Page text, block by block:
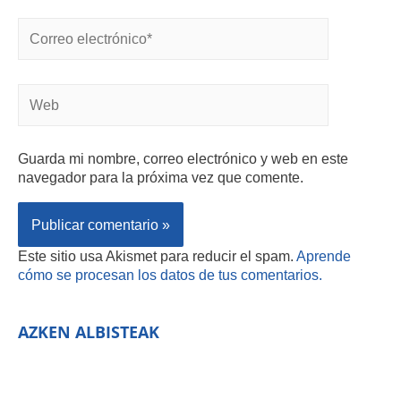
Guarda mi nombre, correo electrónico y web en este
navegador para la próxima vez que comente.
Este sitio usa Akismet para reducir el spam. Aprende
cómo se procesan los datos de tus comentarios.
AZKEN ALBISTEAK